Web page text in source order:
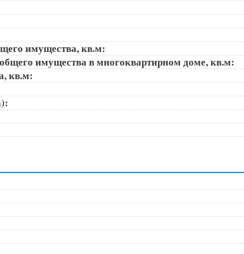
имущества, кв.м:
имущества в многоквартирном доме, кв.м:
кв.м: